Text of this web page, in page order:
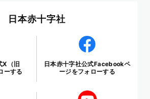
日本赤十字社
X（旧
ーする
日本赤十字社公式Facebookペ
ージをフォローする